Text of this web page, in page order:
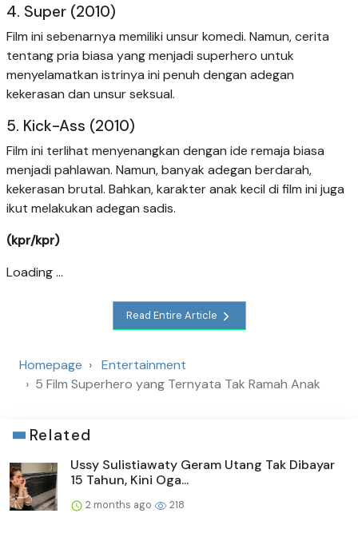
4. Super (2010)
Film ini sebenarnya memiliki unsur komedi. Namun, cerita
tentang pria biasa yang menjadi superhero untuk
menyelamatkan istrinya ini penuh dengan adegan
kekerasan dan unsur seksual.
5. Kick-Ass (2010)
Film ini terlihat menyenangkan dengan ide remaja biasa
menjadi pahlawan. Namun, banyak adegan berdarah,
kekerasan brutal. Bahkan, karakter anak kecil di film ini juga
ikut melakukan adegan sadis.
(kpr/kpr)
Loading ...
Read Entire Article
Homepage
Entertainment
5 Film Superhero yang Ternyata Tak Ramah Anak
Related
Ussy Sulistiawaty Geram Utang Tak Dibayar
15 Tahun, Kini Oga...
2 months ago 218